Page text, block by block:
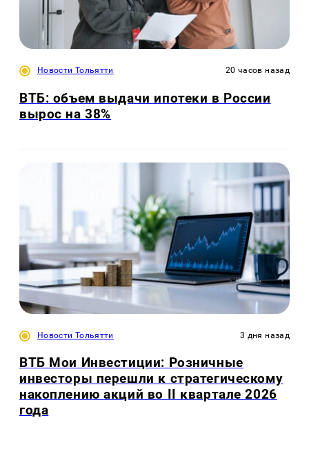
Новости Тольятти 20 часов назад
ВТБ: объем выдачи ипотеки в России
вырос на 38%
Новости Тольятти 3 дня назад
ВТБ Мои Инвестиции: Розничные
инвесторы перешли к стратегическому
накоплению акций во II квартале 2026
года